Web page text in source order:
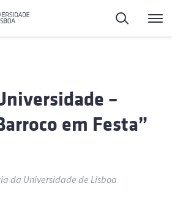
Pesquisa
–
em Festa”
da Universidade de Lisboa